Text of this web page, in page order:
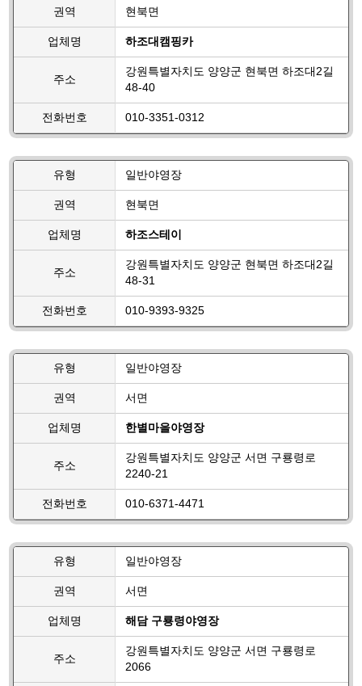
권역 현북면
업체명 하조대캠핑카
주소
강원특별자치도 양양군 현북면 하조대2길
48-40
전화번호 010-3351-0312
유형 일반야영장
권역 현북면
업체명 하조스테이
주소
강원특별자치도 양양군 현북면 하조대2길
48-31
전화번호 010-9393-9325
유형 일반야영장
권역 서면
업체명 한별마을야영장
주소
강원특별자치도 양양군 서면 구룡령로
2240-21
전화번호 010-6371-4471
유형 일반야영장
권역 서면
업체명 해담 구룡령야영장
주소
강원특별자치도 양양군 서면 구룡령로
2066